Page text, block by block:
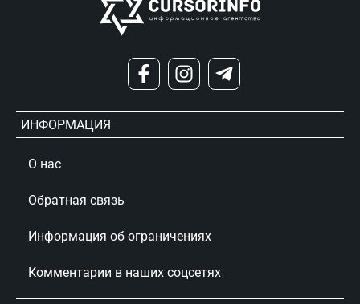
ИНФОРМАЦИЯ
О нас
Обратная связь
Информация об ограничениях
Комментарии в наших соцсетях